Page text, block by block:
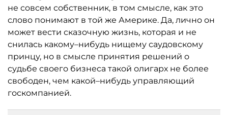
не совсем собственник, в том смысле, как это
слово понимают в той же Америке. Да, лично он
может вести сказочную жизнь, которая и не
снилась какому–нибудь нищему саудовскому
принцу, но в смысле принятия решений о
судьбе своего бизнеса такой олигарх не более
свободен, чем какой–нибудь управляющий
госкомпанией.